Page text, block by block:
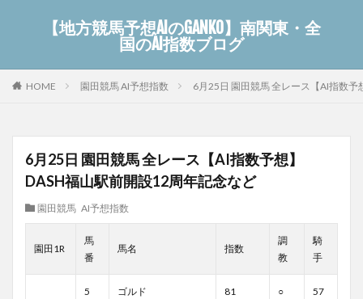
【地方競馬予想AIのGANKO】南関東・全
国のAI指数ブログ
HOME 園田競馬 AI予想指数 6月25日 園田競馬 全レース【AI指数
6月25日 園田競馬 全レース【AI指数予想】
DASH福山駅前開設12周年記念など
園田競馬 AI予想指数
園田1R
馬
番
馬名 指数
調
教
騎
手
5 ゴルド 81 ○ 57